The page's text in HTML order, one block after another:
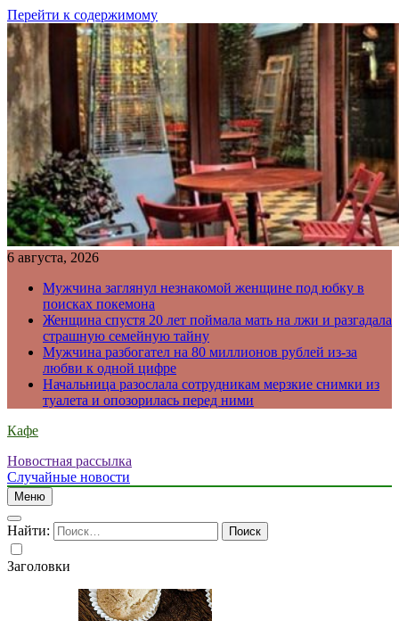
Перейти к содержимому
6 августа, 2026
Мужчина заглянул незнакомой женщине под юбку в
поисках покемона
Женщина спустя 20 лет поймала мать на лжи и разгадала
страшную семейную тайну
Мужчина разбогател на 80 миллионов рублей из-за
любви к одной цифре
Начальница разослала сотрудникам мерзкие снимки из
туалета и опозорилась перед ними
Кафе
Новостная рассылка
Случайные новости
Меню
Найти:
Заголовки